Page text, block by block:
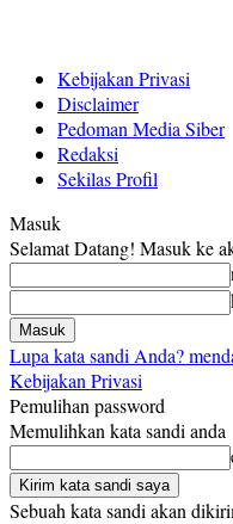
Kebijakan Privasi
Disclaimer
Pedoman Media Siber
Redaksi
Sekilas Profil
Masuk
Selamat Datang! Masuk ke
Lupa kata sandi Anda?
Kebijakan Privasi
Pemulihan password
Memulihkan kata sandi anda
Sebuah kata sandi akan